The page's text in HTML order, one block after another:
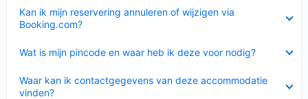
Kan ik mijn reservering annuleren of wijzigen via
Booking.com?
Wat is mijn pincode en waar heb ik deze voor nodig?
Waar kan ik contactgegevens van deze accommodatie
vinden?